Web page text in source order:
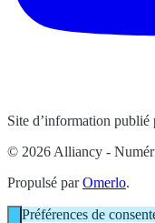
Site d’information publié
© 2026 Alliancy -
Propulsé parOmerlo.
Préférences de